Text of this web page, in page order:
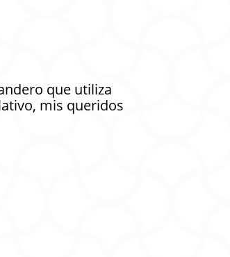
que utiliza
mis queridos